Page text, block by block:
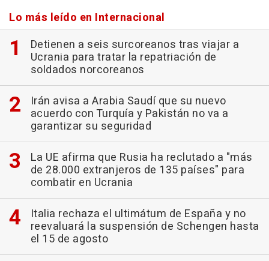
Lo más leído en Internacional
Detienen a seis surcoreanos tras viajar a
Ucrania para tratar la repatriación de
soldados norcoreanos
Irán avisa a Arabia Saudí que su nuevo
acuerdo con Turquía y Pakistán no va a
garantizar su seguridad
La UE afirma que Rusia ha reclutado a "más
de 28.000 extranjeros de 135 países" para
combatir en Ucrania
Italia rechaza el ultimátum de España y no
reevaluará la suspensión de Schengen hasta
el 15 de agosto